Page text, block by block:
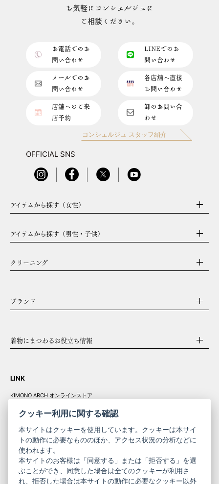
お気軽にコンシェルジュに
ご相談ください。
お電話でのお
問い合わせ
LINEでのお
問い合わせ
メールでのお
問い合わせ
各店舗へ直接
お問い合わせ
店舗へのご来
店予約
卸のお問い合
わせ
コンシェルジュ スタッフ紹介
OFFICIAL SNS
アイテムから探す（女性）
アイテムから探す（男性・子供）
クリーニング
ブランド
着物にまつわるお役立ち情報
LINK
KIMONO ARCH オンラインストア
コーポレート
サイト
きものやまと振
袖
サイト
クッキー利用に関する確認
本サイトはクッキーを使用しています。クッキーは本サイ
トの動作に必要なもののほか、アクセス状況の分析などに
使われます。
本サイトのお客様は「同意する」または「拒否する」を選
ぶことができ、同意した場合は全てのクッキーが利用さ
れ、拒否した場合は本サイトの動作に必要なクッキー以外